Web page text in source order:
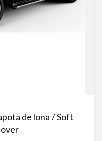
de lona / Soft